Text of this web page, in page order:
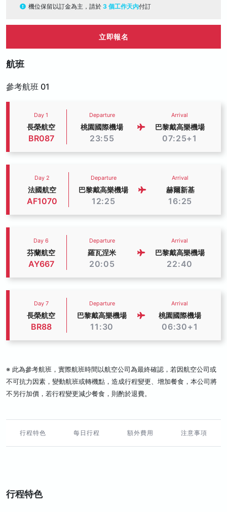
機位保留以訂金為主，請於 3 個工作天內付訂
立即報名
航班
參考航班 01
Day 1
長榮航空
BR087
Departure
桃園國際機場
23:55
Arrival
巴黎戴高樂機場
07:25+1
Day 2
法國航空
AF1070
Departure
巴黎戴高樂機場
12:25
Arrival
赫爾新基
16:25
Day 6
芬蘭航空
AY667
Departure
羅瓦涅米
20:05
Arrival
巴黎戴高樂機場
22:40
Day 7
長榮航空
BR88
Departure
巴黎戴高樂機場
11:30
Arrival
桃園國際機場
06:30+1
※ 此為參考航班，實際航班時間以航空公司為最終確認，若因航空公司或
不可抗力因素，變動航班或轉機點，造成行程變更、增加餐食，本公司將
不另行加價，若行程變更減少餐食，則酌於退費。
行程特色 每日行程 額外費用 注意事項
行程特色